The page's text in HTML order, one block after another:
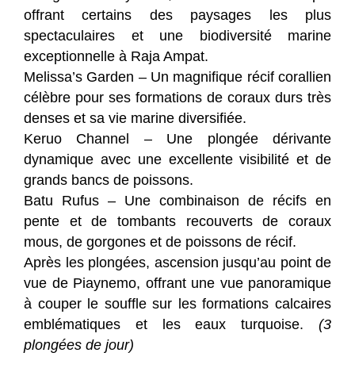
offrant certains des paysages les plus
spectaculaires et une biodiversité marine
exceptionnelle à Raja Ampat.
Melissa’s Garden – Un magnifique récif corallien
célèbre pour ses formations de coraux durs très
denses et sa vie marine diversifiée.
Keruo Channel – Une plongée dérivante
dynamique avec une excellente visibilité et de
grands bancs de poissons.
Batu Rufus – Une combinaison de récifs en
pente et de tombants recouverts de coraux
mous, de gorgones et de poissons de récif.
Après les plongées, ascension jusqu’au point de
vue de Piaynemo, offrant une vue panoramique
à couper le souffle sur les formations calcaires
emblématiques et les eaux turquoise. (3
plongées de jour)